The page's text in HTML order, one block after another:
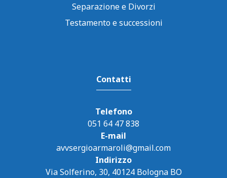
Separazione e Divorzi
Testamento e successioni
Contatti
Telefono
051 64 47 838
E-mail
avvsergioarmaroli@gmail.com
Indirizzo
Via Solferino, 30, 40124 Bologna BO